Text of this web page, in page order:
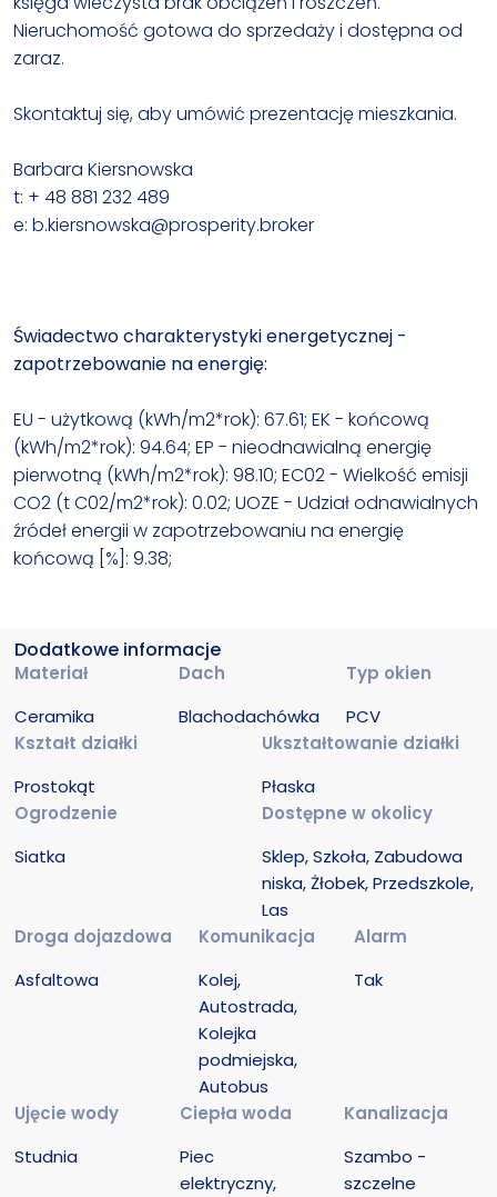
Nieruchomość gotowa do sprzedaży i dostępna od
zaraz.
Skontaktuj się, aby umówić prezentację mieszkania.
Barbara Kiersnowska
t: + 48 881 232 489
e: b.kiersnowska@prosperity.broker
Świadectwo charakterystyki energetycznej -
zapotrzebowanie na energię:
EU - użytkową (kWh/m2*rok): 67.61; EK - końcową
(kWh/m2*rok): 94.64; EP - nieodnawialną energię
pierwotną (kWh/m2*rok): 98.10; EC02 - Wielkość emisji
CO2 (t C02/m2*rok): 0.02; UOZE - Udział odnawialnych
źródeł energii w zapotrzebowaniu na energię
końcową [%]: 9.38;
Dodatkowe informacje
Materiał
Ceramika
Dach
Blachodachówka
Typ okien
PCV
Kształt działki
Prostokąt
Ukształtowanie działki
Płaska
Ogrodzenie
Siatka
Dostępne w okolicy
Sklep, Szkoła, Zabudowa
niska, Żłobek, Przedszkole,
Las
Droga dojazdowa
Asfaltowa
Komunikacja
Kolej,
Autostrada,
Kolejka
podmiejska,
Autobus
Alarm
Tak
Ujęcie wody
Studnia
Ciepła woda
Piec
elektryczny,
Kanalizacja
Szambo -
szczelne